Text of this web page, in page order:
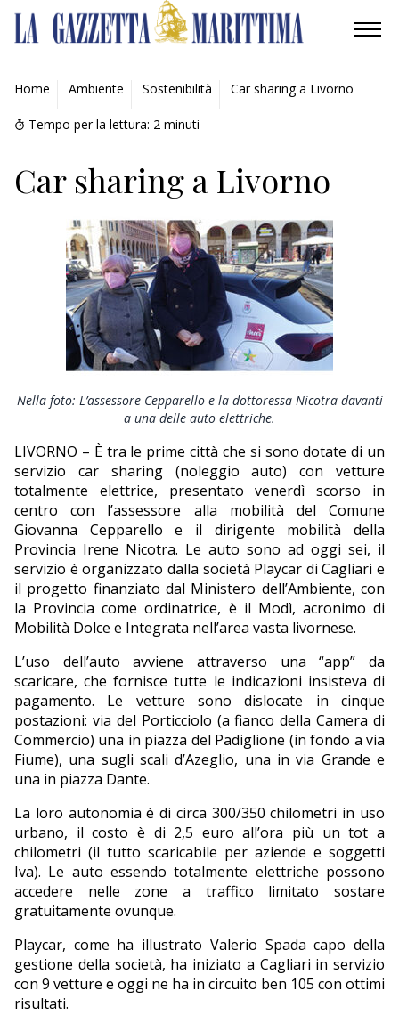
AMBIENTE
MOBILITÀ
INDUSTRIA
ECONOMIA
TURISMO
CULTURA
Home Ambiente Sostenibilità Car sharing a Livorno
Tempo per la lettura: 2 minuti
Car sharing a Livorno
Nella foto: L’assessore Cepparello e la dottoressa Nicotra davanti
a una delle auto elettriche.
LIVORNO – È tra le prime città che si sono dotate di un
servizio car sharing (noleggio auto) con vetture
totalmente elettrice, presentato venerdì scorso in
centro con l’assessore alla mobilità del Comune
Giovanna Cepparello e il dirigente mobilità della
Provincia Irene Nicotra. Le auto sono ad oggi sei, il
servizio è organizzato dalla società Playcar di Cagliari e
il progetto finanziato dal Ministero dell’Ambiente, con
la Provincia come ordinatrice, è il Modì, acronimo di
Mobilità Dolce e Integrata nell’area vasta livornese.
L’uso dell’auto avviene attraverso una “app” da
scaricare, che fornisce tutte le indicazioni insisteva di
pagamento. Le vetture sono dislocate in cinque
postazioni: via del Porticciolo (a fianco della Camera di
Commercio) una in piazza del Padiglione (in fondo a via
Fiume), una sugli scali d’Azeglio, una in via Grande e
una in piazza Dante.
La loro autonomia è di circa 300/350 chilometri in uso
urbano, il costo è di 2,5 euro all’ora più un tot a
chilometri (il tutto scaricabile per aziende e soggetti
Iva). Le auto essendo totalmente elettriche possono
accedere nelle zone a traffico limitato sostare
gratuitamente ovunque.
Playcar, come ha illustrato Valerio Spada capo della
gestione della società, ha iniziato a Cagliari in servizio
con 9 vetture e oggi ne ha in circuito ben 105 con ottimi
risultati.